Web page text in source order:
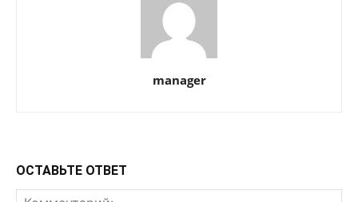
manager
ОСТАВЬТЕ ОТВЕТ